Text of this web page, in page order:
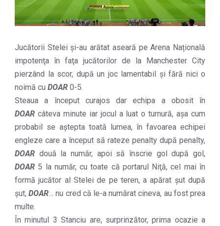
Jucătorii Stelei și-au arătat aseară pe Arena Națională
impotenţa în faţa jucătorilor de la Manchester City
pierzând la scor, după un joc lamentabil și fără nici o
noimă cu DOAR 0-5.
Steaua a început curajos dar echipa a obosit în
DOAR câteva minute iar jocul a luat o turnură, aşa cum
probabil se aștepta toată lumea, în favoarea echipei
engleze care a început să rateze penalty după penalty,
DOAR două la număr, apoi să înscrie gol după gol,
DOAR 5 la număr, cu toate că portarul Niţă, cel mai în
formă jucător al Stelei de pe teren, a apărat șut după
șut,DOAR… nu cred că le-a numărat cineva, au fost prea
multe.
În minutul 3 Stanciu are, surprinzător, prima ocazie a